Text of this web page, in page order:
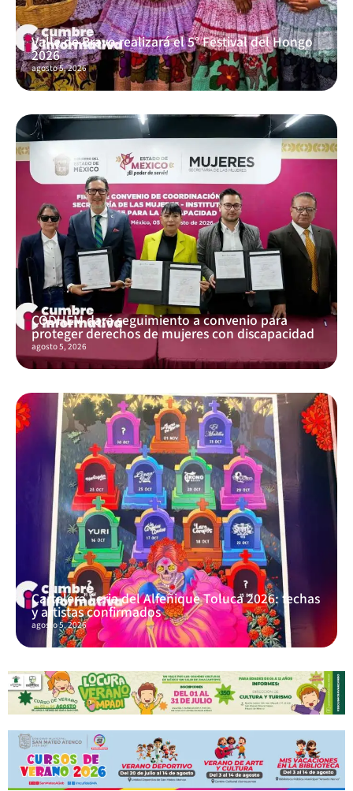
Valle de Bravo realizará el 5° Festival del Hongo
2026
agosto 5, 2026
CODHEM dará seguimiento a convenio para
proteger derechos de mujeres con discapacidad
agosto 5, 2026
Cartelera Feria del Alfeñique Toluca 2026: fechas
y artistas confirmados
agosto 5, 2026